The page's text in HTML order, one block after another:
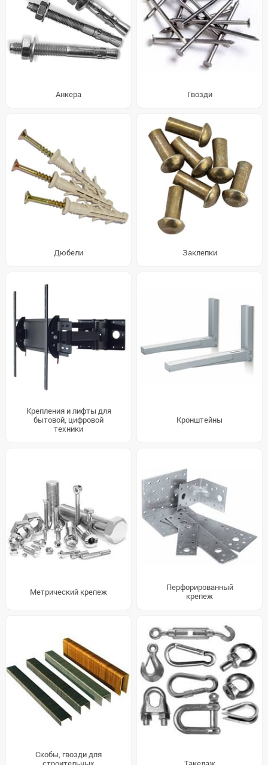
Анкера Гвозди
Дюбели Заклепки
Крепления и лифты для
бытовой, цифровой
техники
Кронштейны
Метрический крепеж
Перфорированный
крепеж
Скобы, гвозди для